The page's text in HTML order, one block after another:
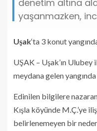
denetim altına
yaşanmazken,
Uşak‘ta 3 konut
UŞAK – Uşak’ın Ulubey
meydana gelen
Edinilen bilgilere
Kışla köyünde M.Ç.’ye
belirlenemeyen bir